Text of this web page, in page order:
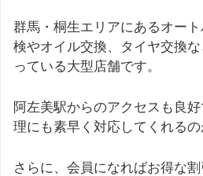
群馬・桐生エリアにあるオー
検やオイル交換、タイヤ交換
っている大型店舗です。
阿左美駅からのアクセスも良
理にも素早く対応してくれるの
さらに、会員になればお得な割